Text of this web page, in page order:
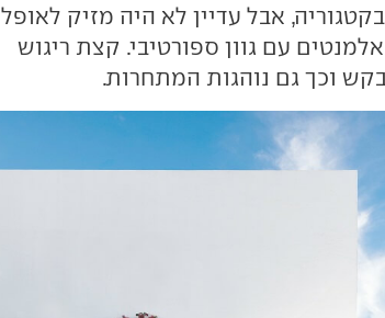
אבל עדיין לא היה מזיק לאופל
עם גוון ספורטיבי. קצת ריגוש
וכך גם נוהגות המתחרות.